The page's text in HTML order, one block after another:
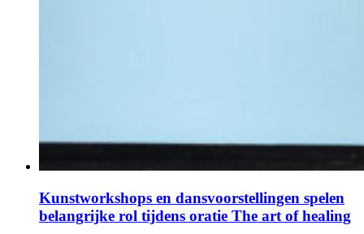
Kunstworkshops en dansvoorstellingen spelen
belangrijke rol tijdens oratie The art of healing